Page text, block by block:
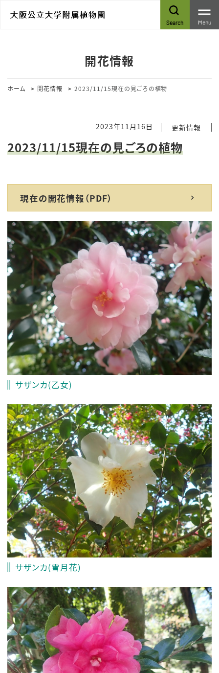
Search Menu
開花情報
ホーム 開花情報 2023/11/15現在の見ごろの植物
2023年11月16日 更新情報
2023/11/15現在の見ごろの植物
現在の開花情報（PDF）
サザンカ(乙女)
サザンカ(雪月花)